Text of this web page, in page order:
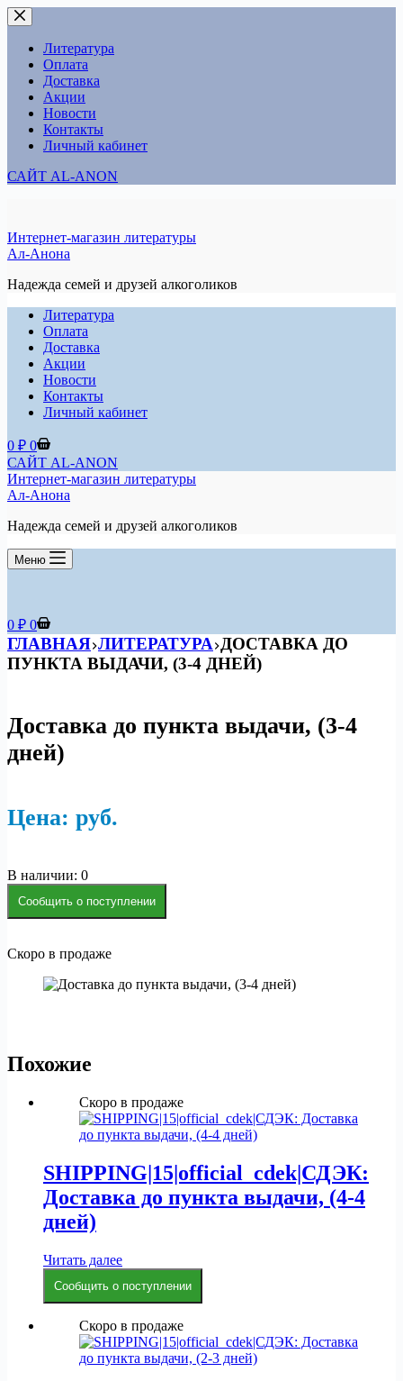
Перейти
к
сути
Литература
Оплата
Доставка
Акции
Новости
Контакты
Личный кабинет
САЙТ AL-ANON
Интернет-магазин литературы
Ал-Анона
Надежда семей и друзей алкоголиков
Литература
Оплата
Доставка
Акции
Новости
Контакты
Личный кабинет
Корзина
0 ₽ 0
САЙТ AL-ANON
Интернет-магазин литературы
Ал-Анона
Надежда семей и друзей алкоголиков
Меню
Корзина
0 ₽ 0
ГЛАВНАЯ ЛИТЕРАТУРА ДОСТАВКА ДО
ПУНКТА ВЫДАЧИ, (3-4 ДНЕЙ)
Скоро в продаже
Доставка до пункта выдачи, (3-4
дней)
Цена: руб.
В наличии: 0
Сообщить о поступлении
Похожие
Скоро в продаже
SHIPPING|15|official_cdek|СДЭК:
Доставка до пункта выдачи, (4-4
дней)
Читать далее
Сообщить о поступлении
Скоро в продаже